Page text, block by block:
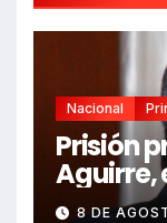
Nacional
Prisión
Aguirre,
8 DE